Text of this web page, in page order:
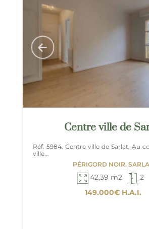
Centre ville de
Réf. 5984. Centre ville de Sarlat. Au
ville...
PÉRIGORD NOIR,
42,39 m2
2
149.000€H.A.I.